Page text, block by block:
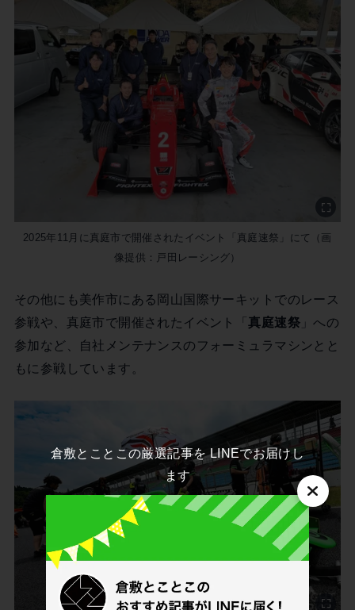
2025年11月に真庭市で開催されたイベント「真庭速祭」にて（画
像提供：戸田レーシング）
その他にも美作市にある岡山国際サーキットでのレース
参戦や、真庭市で開催されたイベント「真庭速祭」への
参加など、自社メンテナンスのフォーミュラマシンとと
もに参戦しています。
倉敷とことこの厳選記事を LINEでお届けし
ます